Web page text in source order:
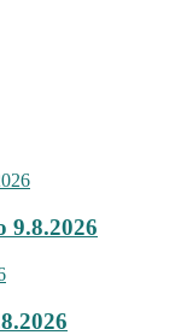
9.8.2026